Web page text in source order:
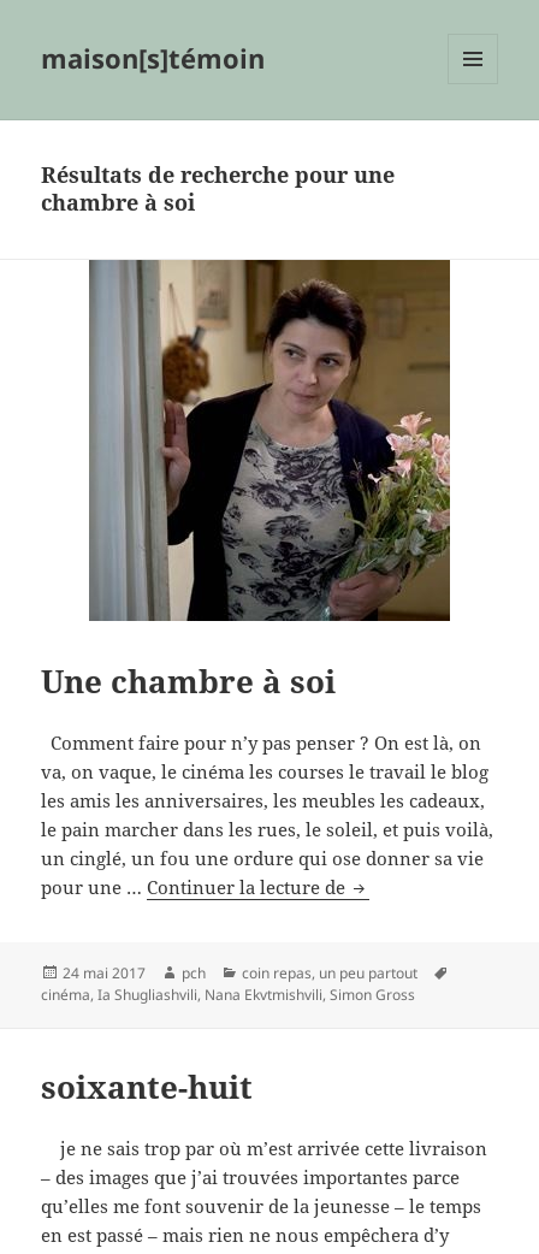
maison[s]témoin
Résultats de recherche pour une
chambre à soi
Une chambre à soi
Comment faire pour n’y pas penser ? On est là, on
va, on vaque, le cinéma les courses le travail le blog
les amis les anniversaires, les meubles les cadeaux,
le pain marcher dans les rues, le soleil, et puis voilà,
un cinglé, un fou une ordure qui ose donner sa vie
pour une …Continuer la lecture de Une
soi
Publié
le
24 mai 2017 Auteur
pch Catégories
coin repas, un peu partout
cinéma,Ia Shugliashvili, Nana Ekvtmishvili,Simon Gross
soixante-huit
je ne sais trop par où m’est arrivée cette livraison
– des images que j’ai trouvées importantes parce
qu’elles me font souvenir de la jeunesse – le temps
en est passé – mais rien ne nous empêchera d’y